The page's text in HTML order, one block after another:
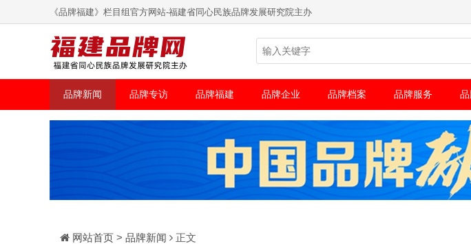
《品牌福建》栏目组官方网站-福建省同心民族品牌发展研究院主办
品牌新闻 品牌专访 品牌福建 品牌企业 品牌档案 品牌服务
网站首页 > 品牌新闻 正文